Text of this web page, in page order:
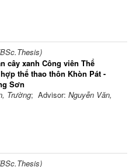
cây xanh Công viên Thể
thể thao thôn Khòn Pát -
Sơn
Trường; Advisor: Nguyễn Văn,